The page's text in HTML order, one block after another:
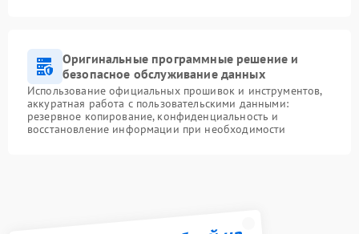
Оригинальные программные решение и
безопасное обслуживание данных
Использование официальных прошивок и инструментов,
аккуратная работа с пользовательскими данными:
резервное копирование, конфиденциальность и
восстановление информации при необходимости